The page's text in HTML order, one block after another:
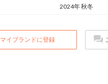
2024年 秋冬
マイブランドに登録